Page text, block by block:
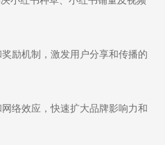
励机制，激发用户分享和传播的
络效应，快速扩大品牌影响力和